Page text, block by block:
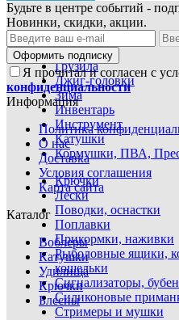
Блесны
Воблеры
Грузила
Джиг-головки
Зима
Инвентарь
Инструмент
Катушки
Кормушки, ПВА,
Крючки
Лески
Поводки, оснастки
Поплавки
Прикормки, наживки
Рыболовные ящики,
кошельки
Сигнализаторы,
Силиконовые
Стримеры и мушки
Будьте в центре событий -
Новинки, скидки, акции.
Оформить подписку
Я прочитал и согласен с
конфиденциальности
Информация
Политика
О нас
Доставка
Условия соглашения
Карта сайта
Каталог
Воблеры
Катушки
Удилища
Крючки
Блесны